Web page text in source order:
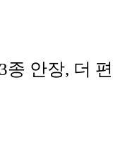
안장, 더